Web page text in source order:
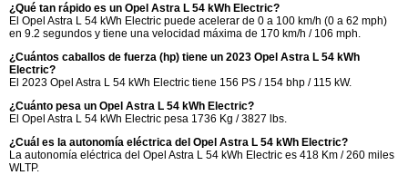
¿Qué tan rápido es un Opel Astra L 54 kWh Electric?
El Opel Astra L 54 kWh Electric puede acelerar de 0 a 100 km/h (0 a 62 mph)
en 9.2 segundos y tiene una velocidad máxima de 170 km/h / 106 mph.
¿Cuántos caballos de fuerza (hp) tiene un 2023 Opel Astra L 54 kWh
Electric?
El 2023 Opel Astra L 54 kWh Electric tiene 156 PS / 154 bhp / 115 kW.
¿Cuánto pesa un Opel Astra L 54 kWh Electric?
El Opel Astra L 54 kWh Electric pesa 1736 Kg / 3827 lbs.
¿Cuál es la autonomía eléctrica del Opel Astra L 54 kWh Electric?
La autonomía eléctrica del Opel Astra L 54 kWh Electric es 418 Km / 260 miles
WLTP.